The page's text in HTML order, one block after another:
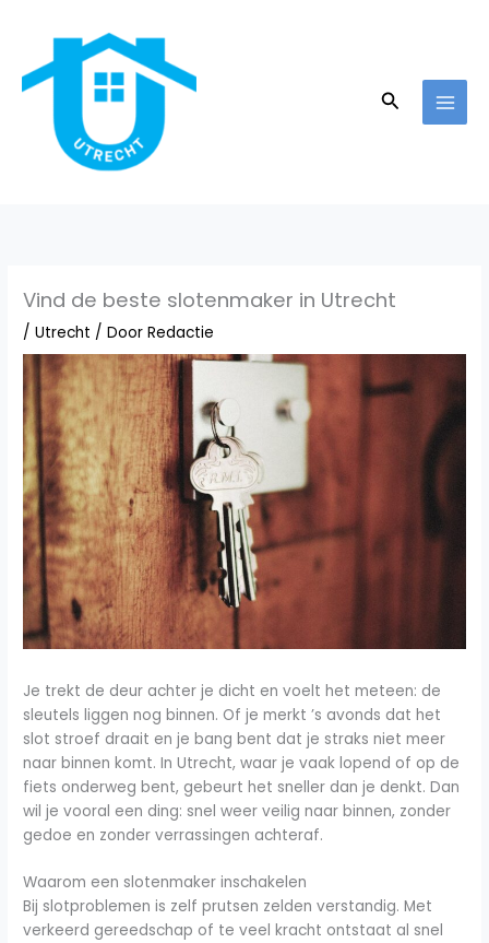
inhoud
Zoeken
Vind de beste slotenmaker in Utrecht
/Utrecht / DoorRedactie
Je trekt de deur achter je dicht en voelt het meteen: de
sleutels liggen nog binnen. Of je merkt ’s avonds dat het
slot stroef draait en je bang bent dat je straks niet meer
naar binnen komt. In Utrecht, waar je vaak lopend of op de
fiets onderweg bent, gebeurt het sneller dan je denkt. Dan
wil je vooral een ding: snel weer veilig naar binnen, zonder
gedoe en zonder verrassingen achteraf.
Waarom een slotenmaker inschakelen
Bij slotproblemen is zelf prutsen zelden verstandig. Met
verkeerd gereedschap of te veel kracht ontstaat al snel